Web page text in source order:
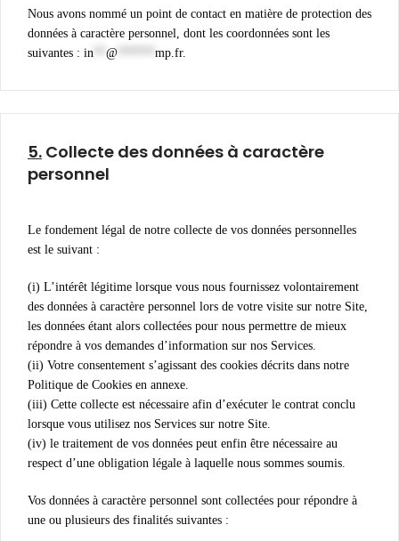
Nous avons nommé un point de contact en matière de protection des
données à caractère personnel, dont les coordonnées sont les
suivantes : in @ mp.fr.
5. Collecte des données à caractère
personnel
Le fondement légal de notre collecte de vos données personnelles
est le suivant :
(i) L’intérêt légitime lorsque vous nous fournissez volontairement
des données à caractère personnel lors de votre visite sur notre Site,
les données étant alors collectées pour nous permettre de mieux
répondre à vos demandes d’information sur nos Services.
(ii) Votre consentement s’agissant des cookies décrits dans notre
Politique de Cookies en annexe.
(iii) Cette collecte est nécessaire afin d’exécuter le contrat conclu
lorsque vous utilisez nos Services sur notre Site.
(iv) le traitement de vos données peut enfin être nécessaire au
respect d’une obligation légale à laquelle nous sommes soumis.
Vos données à caractère personnel sont collectées pour répondre à
une ou plusieurs des finalités suivantes :